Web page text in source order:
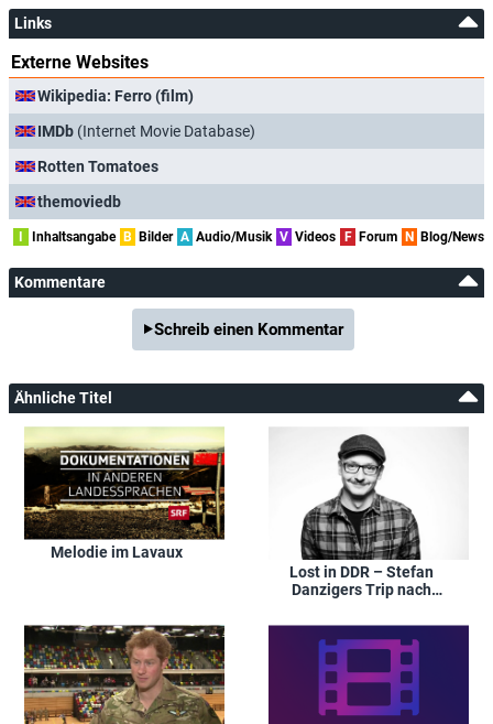
Links
Externe Websites
Wikipedia: Ferro (film)
IMDb (Internet Movie Database)
Rotten Tomatoes
themoviedb
Inhaltsangabe B Bilder A Audio/Musik V Videos F Forum N Blog/News
Kommentare
Schreib einen Kommentar
Ähnliche Titel
Melodie im Lavaux
Lost in DDR – Stefan
Danzigers Trip nach